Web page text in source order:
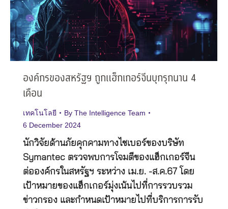
องค์กรของสหรัฐฯ ถูกแฮ็กเกอร์จีนบุกรุกนาน 4
เดือน
เทคโนโลยี By The Intelligence Team
6 December 2024
นักวิจัยด้านภัยคุกคามทางไซเบอร์ของบริษัท
Symantec ตรวจพบการโจมตีของแฮ็กเกอร์จีน
ต่อองค์กรในสหรัฐฯ ระหว่าง เม.ย. -ส.ค.67 โดย
เป้าหมายของแฮ็กเกอร์มุ่งเน้นไปที่การรวบรวม
ข่าวกรอง และกำหนดเป้าหมายไปที่บริการการรับ